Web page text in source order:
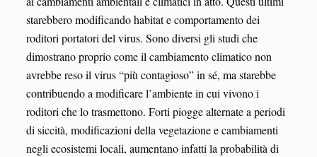
starebbero modificando habitat e comportamento dei
roditori portatori del virus. Sono diversi gli studi che
dimostrano proprio come il cambiamento climatico non
avrebbe reso il virus “più contagioso” in sé, ma starebbe
contribuendo a modificare l’ambiente in cui vivono i
roditori che lo trasmettono. Forti piogge alternate a periodi
di siccità, modificazioni della vegetazione e cambiamenti
negli ecosistemi locali, aumentano infatti la probabilità di